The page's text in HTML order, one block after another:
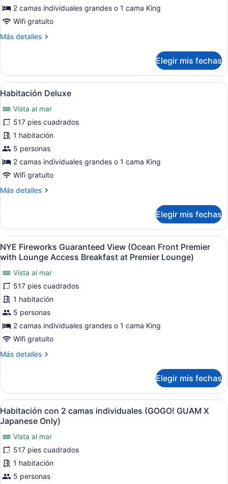
2 camas individuales grandes o 1 cama King
Wifi gratuito
Más detalles
Más
Premier
Elegir mis fechas
Abrir
todas
las
fotos
de
Habitación
Deluxe
Habitación de hotel con dos
12
Habitación Deluxe
Vista al mar
517 pies cuadrados
1 habitación
5 personas
2 camas individuales grandes o 1 cama King
Wifi gratuito
Más detalles
Más
Deluxe
Elegir mis fechas
Abrir
todas
fotos
de
NYE
Fireworks
Guaranteed
View
(Ocean
Front
Lounge
Access
Breakfast
at
Premier
Lounge)
Habitación de hotel con dos
13
NYE Fireworks Guaranteed View (Ocean Front Premier
with Lounge Access Breakfast at Premier Lounge)
Vista al mar
517 pies cuadrados
1 habitación
5 personas
2 camas individuales grandes o 1 cama King
Wifi gratuito
Más detalles
Más
Fireworks
Guaranteed
View
(Ocean
Front
Premier
with
Lounge
Access
Breakfast
at
Elegir mis fechas
Abrir
todas
las
fotos
de
Habitación
con
Habitación de hotel con dos
12
Habitación con 2 camas individuales (GOGO! GUAM X
Japanese Only)
Vista al mar
517 pies cuadrados
1 habitación
5 personas